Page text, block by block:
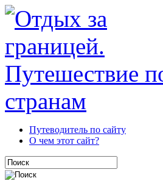
Путеводитель по сайту
О чем этот сайт?